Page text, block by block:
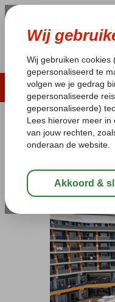
LAST
Home
Turkije Turkse
The Inn